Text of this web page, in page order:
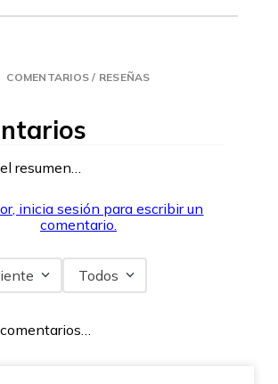
COMENTARIOS / RESEÑAS
resumen…
inicia sesión para escribir un
comentario.
Todos